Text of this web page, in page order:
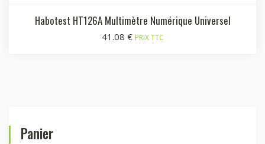
Habotest HT126A Multimètre Numérique Universel
41.08 € PRIX TTC
Panier